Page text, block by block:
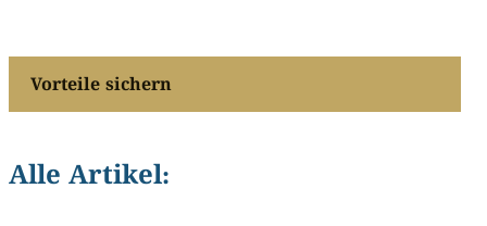
Vorteile sichern
Alle Artikel: